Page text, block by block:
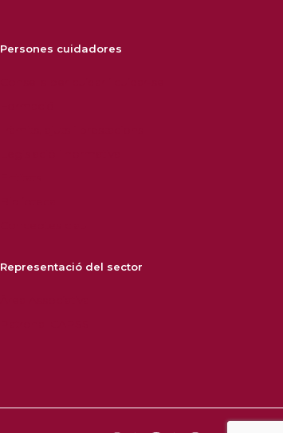
Persones cuidadores
Representació del sector